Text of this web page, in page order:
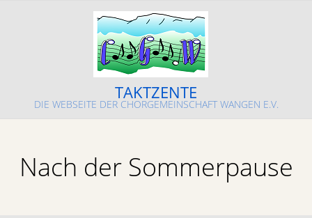
TAKTZENTE
DIE WEBSEITE DER CHORGEMEINSCHAFT WANGEN E.V.
MenuNach der Sommerpause